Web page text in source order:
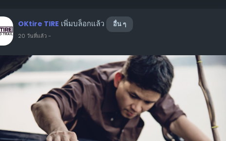
OKtire TIRE เพิ่มบล็อกแล้ว อื่น ๆ
20 วันที่แล้ว-